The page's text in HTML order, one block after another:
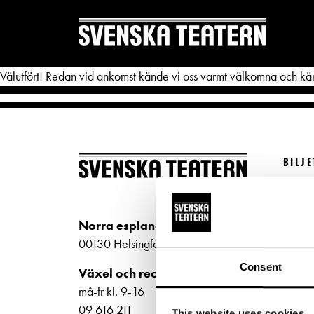
Consent
REPERTOAR & BILJETTER
Kalender
Biljetter
DITT
Textning
Välutfört! Redan vid ankomst kände vi oss varmt välkomna och
Norra esplanaden 2
00130 Helsingfors
Växel och reception
må-fr kl. 9-16
09 616 211
ti-fr